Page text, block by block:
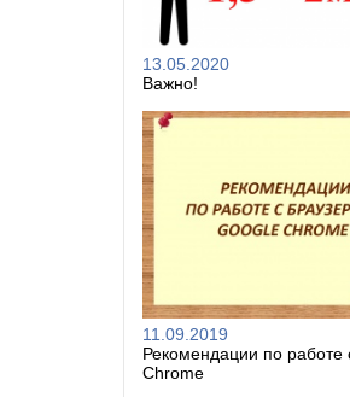
13.05.2020
Важно!
11.09.2019
Рекомендации по работе
Chrome